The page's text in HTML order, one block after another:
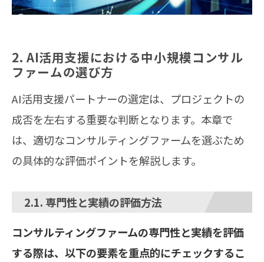
2. AI活用支援における中小規模コンサル
ファームの選び方
AI活用支援パートナーの選定は、プロジェクトの
成否を左右する重要な判断となります。本章で
は、適切なコンサルティングファームを選ぶため
の具体的な評価ポイントを解説します。
2.1. 専門性と実績の評価方法
コンサルティングファームの専門性と実績を評価
する際は、以下の要素を重点的にチェックするこ